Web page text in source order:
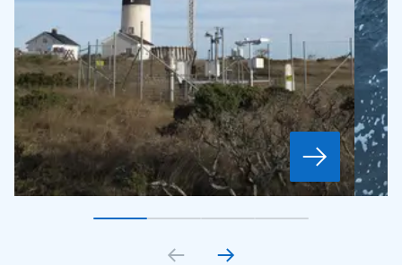
Gå till bildkort1
Gå till bildkort2
Gå till bildkort3
Gå till bildkort